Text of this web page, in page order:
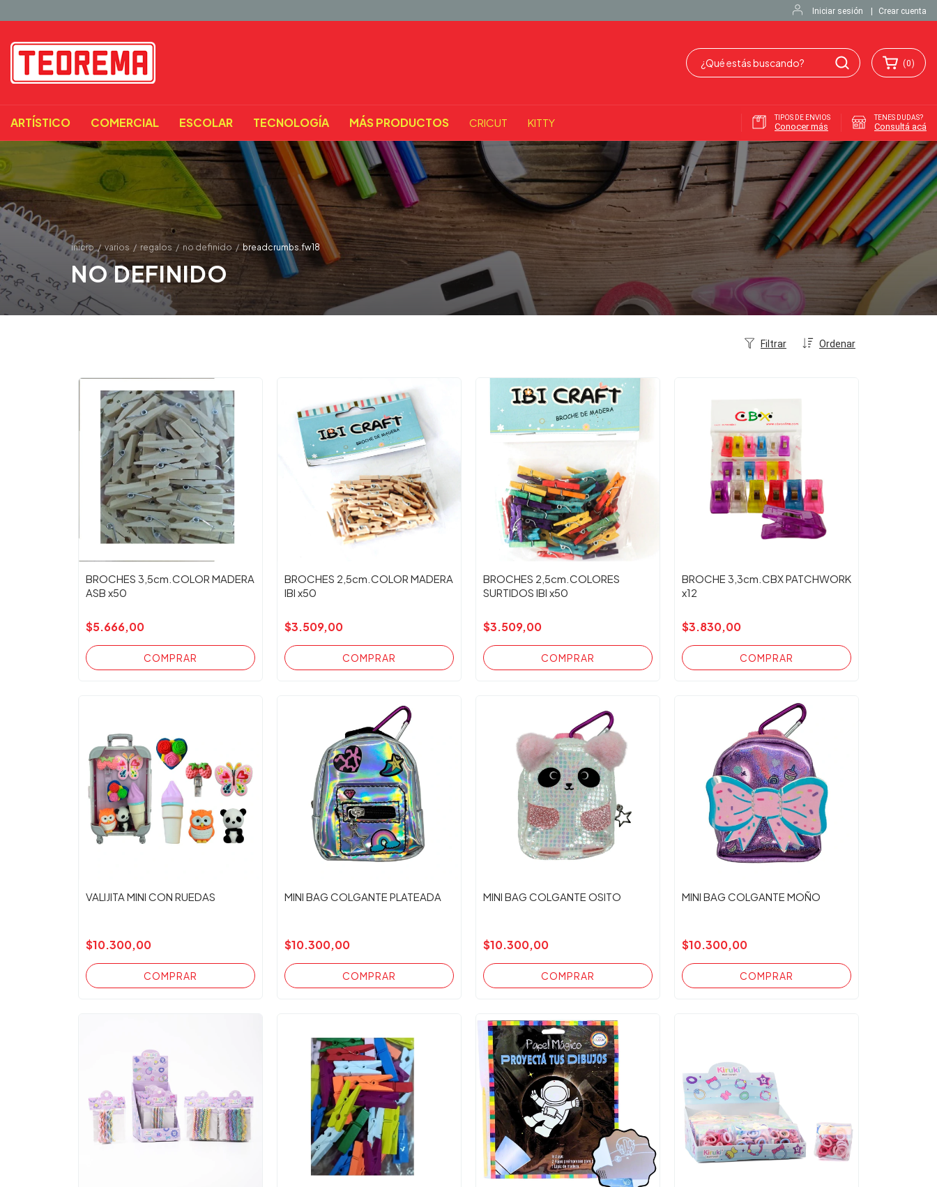
Iniciar sesión Crear cuenta
(0)
ARTÍSTICO COMERCIAL ESCOLAR TECNOLOGÍA MÁS PRODUCTOS CRICUT KITTY TIPOS DE ENVIOS
Conocer más
TENES DUDAS?
Consultá acá
inicio / varios / regalos / no definido / breadcrumbs.fw18
NO DEFINIDO
Ordenar
Filtrar
BROCHES 3,5cm.COLOR MADERA
ASB x50
$5.666,00
BROCHES 2,5cm.COLOR MADERA
IBI x50
$3.509,00
BROCHES 2,5cm.COLORES
SURTIDOS IBI x50
$3.509,00
BROCHE 3,3cm.CBX PATCHWORK
x12
$3.830,00
VALIJITA MINI CON RUEDAS
$10.300,00
MINI BAG COLGANTE PLATEADA
$10.300,00
MINI BAG COLGANTE OSITO
$10.300,00
MINI BAG COLGANTE MOÑO
$10.300,00